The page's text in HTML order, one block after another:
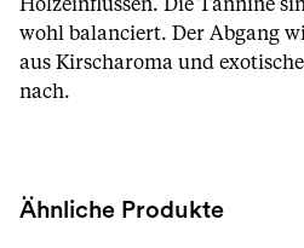
Holzeinflüssen. Die Tannine
wohl balanciert. Der Abgang
aus Kirscharoma und
nach.
Ähnliche Produkte